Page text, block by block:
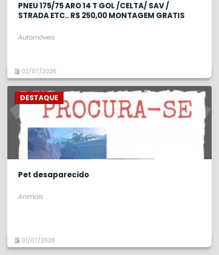
PNEU 175/75 ARO 14 T GOL /CELTA/ SAV /
STRADA ETC.. R$ 250,00 MONTAGEM GRATIS
Automóveis
02/07/2026
DESTAQUE
Pet desaparecido
Animais
01/07/2026